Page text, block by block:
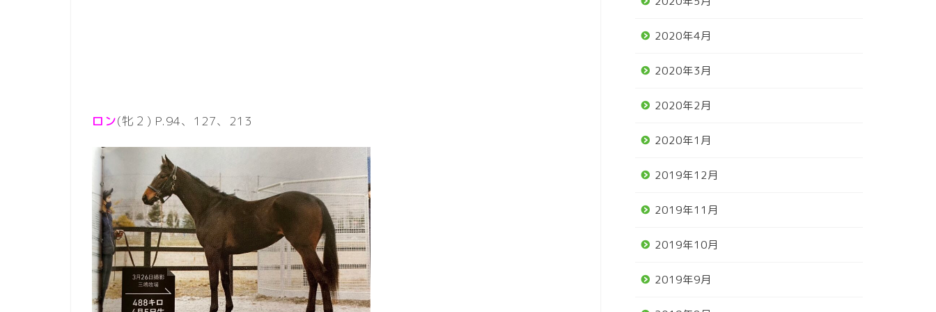
ロン(牝２) P.94、127、213
2020年4月
2020年3月
2020年2月
2020年1月
2019年12月
2019年11月
2019年10月
2019年9月